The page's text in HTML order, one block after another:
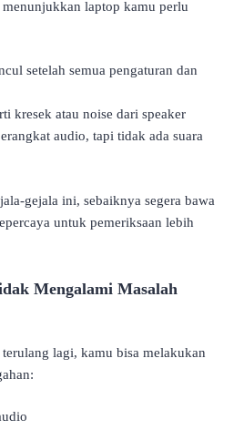
menunjukkan laptop kamu perlu
setelah semua pengaturan dan
kresek atau noise dari speaker
audio, tapi tidak ada suara
gejala ini, sebaiknya segera bawa
untuk pemeriksaan lebih
Mengalami Masalah
lagi, kamu bisa melakukan